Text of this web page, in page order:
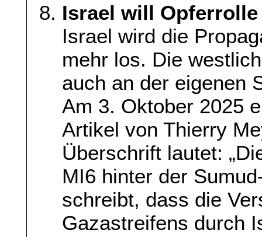
Israel will
Israel wird die
mehr los. Die
auch an der eigenen
Am 3. Oktober 2025
Artikel von Thierry
Überschrift lautet:
MI6 hinter der
schreibt, dass die
Gazastreifens durch